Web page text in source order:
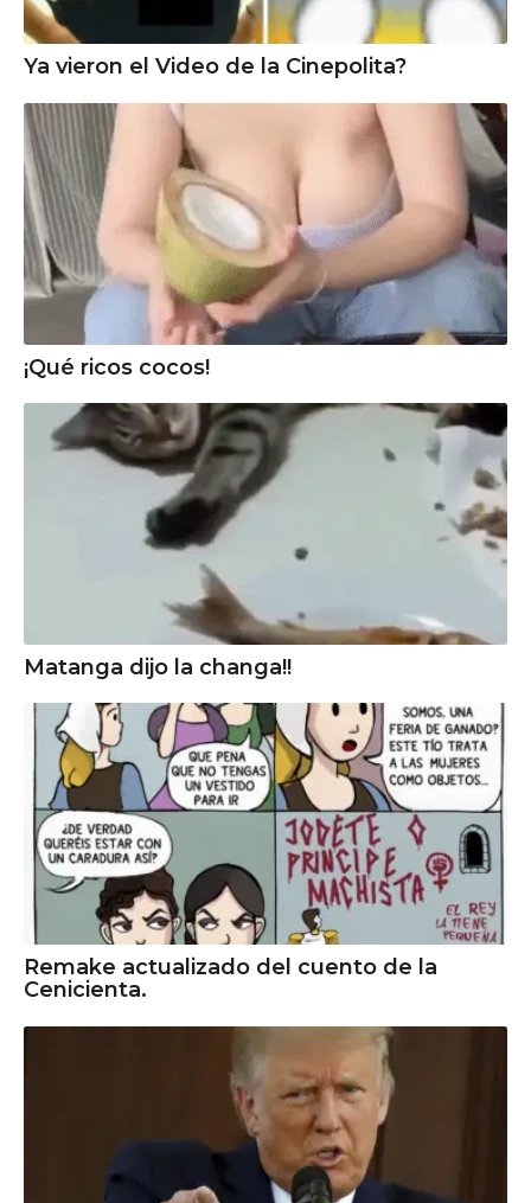
Ya vieron el Video de la Cinepolita?
¡Qué ricos cocos!
Matanga dijo la changa!!
Remake actualizado del cuento de la
Cenicienta.